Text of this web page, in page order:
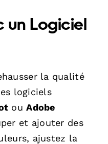
un Logiciel
la qualité
logiciels
ouAdobe
et ajouter des
ajustez la